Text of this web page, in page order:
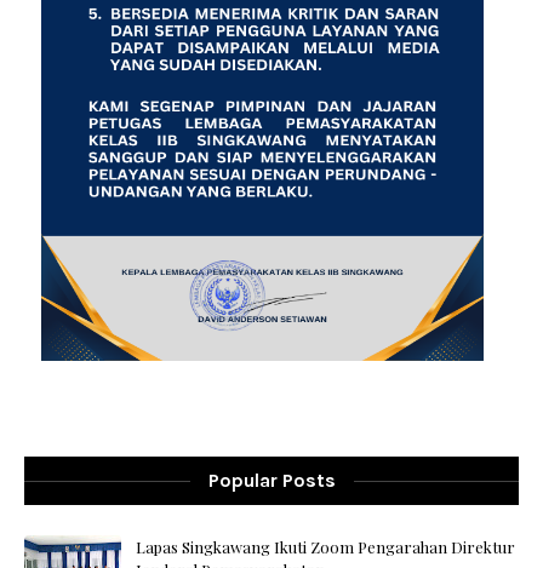
Popular Posts
Lapas Singkawang Ikuti Zoom Pengarahan Direktur